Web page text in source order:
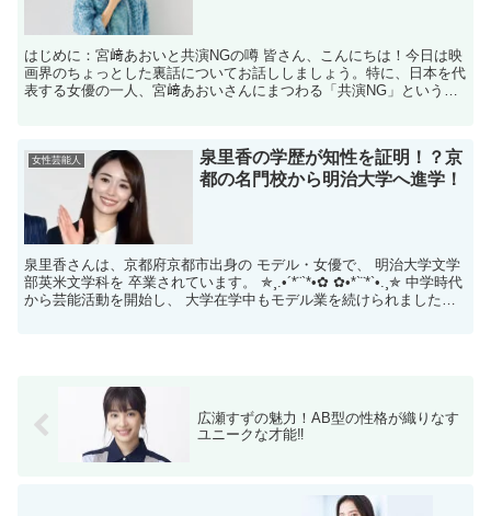
はじめに：宮﨑あおいと共演NGの噂 皆さん、こんにちは！今日は映
画界のちょっとした裏話についてお話ししましょう。特に、日本を代
表する女優の一人、宮﨑あおいさんにまつわる「共演NG」という噂
女性芸能人
泉里香の学歴が知性を証明！？京
都の名門校から明治大学へ進学！
泉里香さんは、京都府京都市出身の モデル・女優で、 明治大学文学
部英米文学科を 卒業されています。 ✯¸.•´*¨`*•✿ ✿•*`¨*`•.¸✯ 中学時代
から芸能活動を開始し、 大学在学中もモデル業を続けられました。
広瀬すずの魅力！AB型の性格が織りなす
ユニークな才能‼